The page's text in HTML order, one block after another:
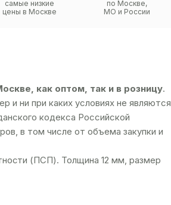
самые низкие
цены в Москве
по Москве,
МО и России
как оптом, так и в розницу.
и ни при каких условиях не являются
кодекса Российской
в том числе от объема закупки и
(ПСП). Толщина 12 мм, размер